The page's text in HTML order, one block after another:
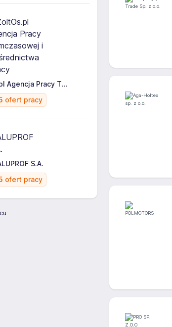
Agencja Pracy T...
ofert pracy
S.A.
ofert pracy